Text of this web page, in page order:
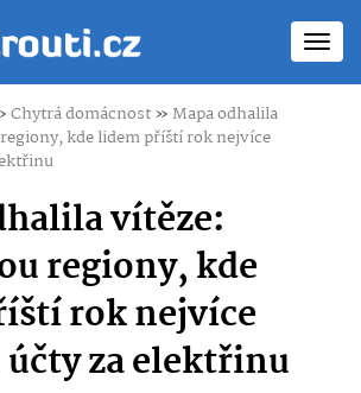
Chytrá domácnost»Mapa odhalila
kde lidem příští rok nejvíce
vítěze:
regiony, kde
rok nejvíce
za elektřinu